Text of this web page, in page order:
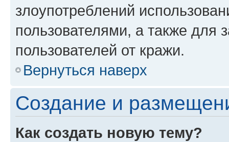
злоупотреблений
пользователями, а также для
пользователей от кражи.
Вернуться наверх
Создание и
Как создать новую тему?